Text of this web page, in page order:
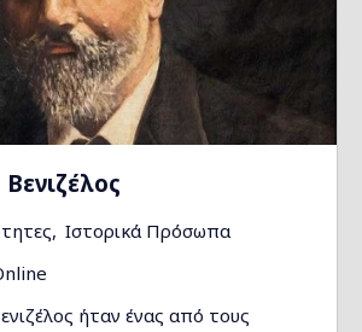
Ιστορικά Πρόσωπα
ήταν ένας από τους